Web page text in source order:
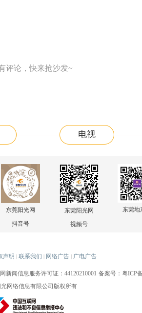
评论，快来抢沙发~
电视
东莞阳光网
抖音号
东莞阳光网
视频号
东莞地
声明 | 联系我们 | 网络广告 | 广电广告
新闻信息服务许可证：44120210001 备案号：粤ICP
网络信息有限公司版权所有